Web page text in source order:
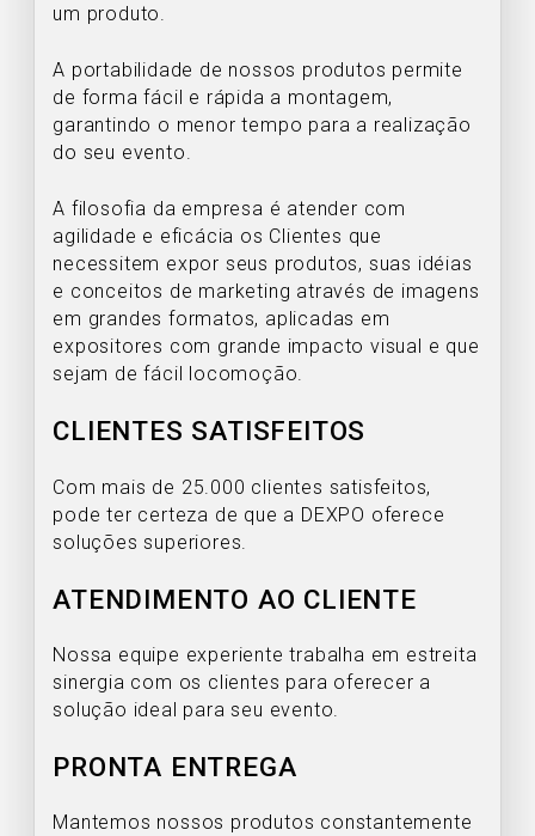
um produto.
A portabilidade de nossos produtos permite
de forma fácil e rápida a montagem,
garantindo o menor tempo para a realização
do seu evento.
A filosofia da empresa é atender com
agilidade e eficácia os Clientes que
necessitem expor seus produtos, suas idéias
e conceitos de marketing através de imagens
em grandes formatos, aplicadas em
expositores com grande impacto visual e que
sejam de fácil locomoção.
CLIENTES SATISFEITOS
Com mais de 25.000 clientes satisfeitos,
pode ter certeza de que a DEXPO oferece
soluções superiores.
ATENDIMENTO AO CLIENTE
Nossa equipe experiente trabalha em estreita
sinergia com os clientes para oferecer a
solução ideal para seu evento.
PRONTA ENTREGA
Mantemos nossos produtos constantemente